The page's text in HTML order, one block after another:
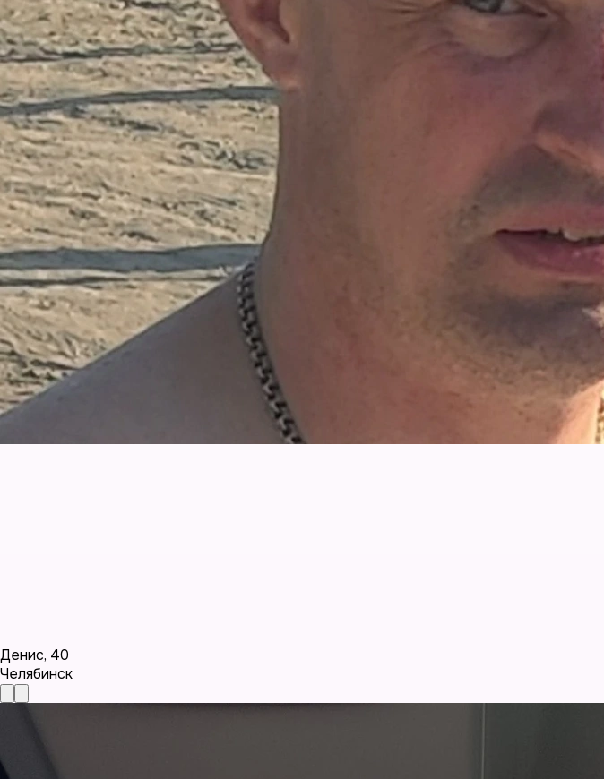
Денис, 40
Челябинск